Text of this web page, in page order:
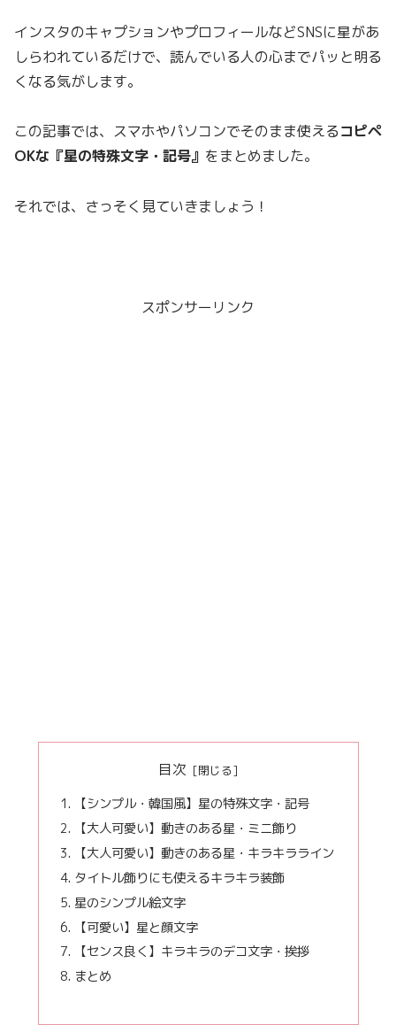
インスタのキャプションやプロフィールなどSNSに星があ
しらわれているだけで、読んでいる人の心までパッと明る
くなる気がします。
この記事では、スマホやパソコンでそのまま使えるコピペ
OKな『星の特殊文字・記号』 をまとめました。
それでは、さっそく見ていきましょう！
スポンサーリンク
目次
【シンプル・韓国風】星の特殊文字・記号
【大人可愛い】動きのある星・ミニ飾り
【大人可愛い】動きのある星・キラキラライン
タイトル飾りにも使えるキラキラ装飾
星のシンプル絵文字
【可愛い】星と顔文字
【センス良く】キラキラのデコ文字・挨拶
まとめ